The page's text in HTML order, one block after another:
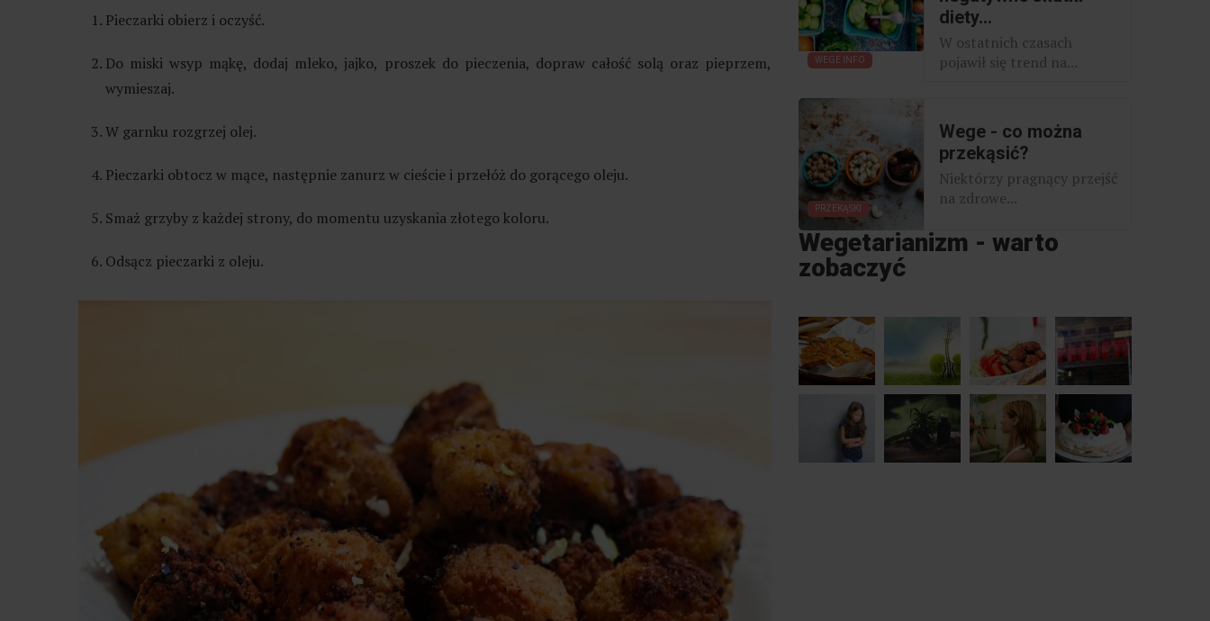
Pieczarki obierz i oczyść.
Do miski wsyp mąkę, dodaj mleko, jajko, proszek do pieczenia, dopraw całość solą oraz pieprzem,
wymieszaj.
W garnku rozgrzej olej.
Pieczarki obtocz w mące, następnie zanurz w cieście i przełóż do gorącego oleju.
Smaż grzyby z każdej strony, do momentu uzyskania złotego koloru.
Odsącz pieczarki z oleju.
WEGE INFO
diety...
W ostatnich czasach
pojawił się trend na...
PRZEKĄSKI
Wege - co można
przekąsić?
Niektórzy pragnący przejść
na zdrowe...
Wegetarianizm - warto
zobaczyć